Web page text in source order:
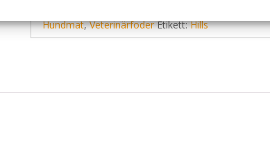
Hundmat,Veterinärfoder Etikett:Hills